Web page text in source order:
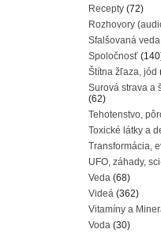
Recepty (72)
Rozhovory
Sfalšovaná
Spoločnosť
Štítna žľaza, jód
Surová strava a
(62)
Tehotenstvo,
Toxické látky a
Transformácia,
UFO, záhady,
Veda (68)
Videá (362)
Vitamíny a
Voda (30)